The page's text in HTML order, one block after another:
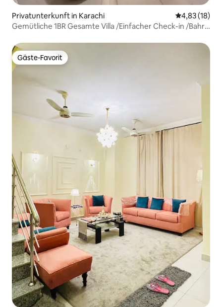
Privatunterkunft in Karachi
4,83 (18)
Gemütliche 1BR Gesamte Villa /Einfacher Check-in /Bahria
Gäste-Favorit
Gäste-Favorit